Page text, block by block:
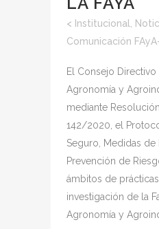
< Institucional,
Comunicación
El Consejo
Agronomía y
mediante
142/2020, el
Seguro, Medidas
Prevención de
ámbitos de
investigación de la
Agronomía y